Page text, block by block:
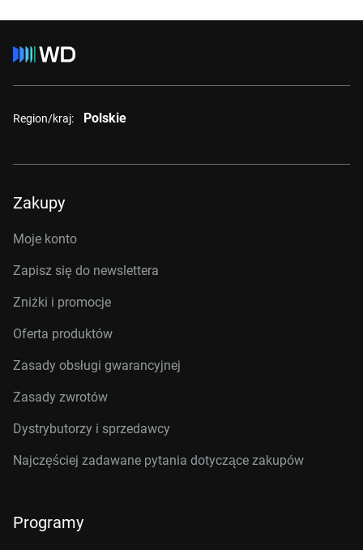
Region/kraj: Polskie
Zakupy
Moje konto
Zapisz się do newslettera
Zniżki i promocje
Oferta produktów
Zasady obsługi gwarancyjnej
Zasady zwrotów
Dystrybutorzy i sprzedawcy
Najczęściej zadawane pytania dotyczące zakupów
Programy